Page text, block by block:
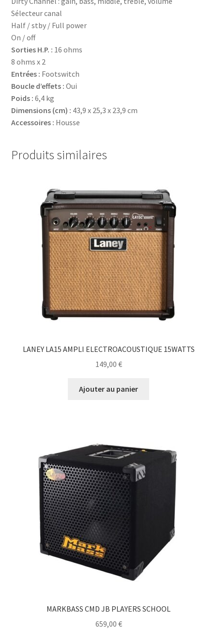
Sélecteur canal
Half / stby / Full power
On / off
Sorties H.P. : 16 ohms
8 ohms x 2
Entrées : Footswitch
Boucle d’effets : Oui
Poids : 6,4 kg
Dimensions (cm) : 43,9 x 25,3 x 23,9 cm
Accessoires : Housse
Produits similaires
LANEY LA15 AMPLI ELECTROACOUSTIQUE 15WATTS
149,00 €
Ajouter au panier
MARKBASS CMD JB PLAYERS SCHOOL
659,00 €